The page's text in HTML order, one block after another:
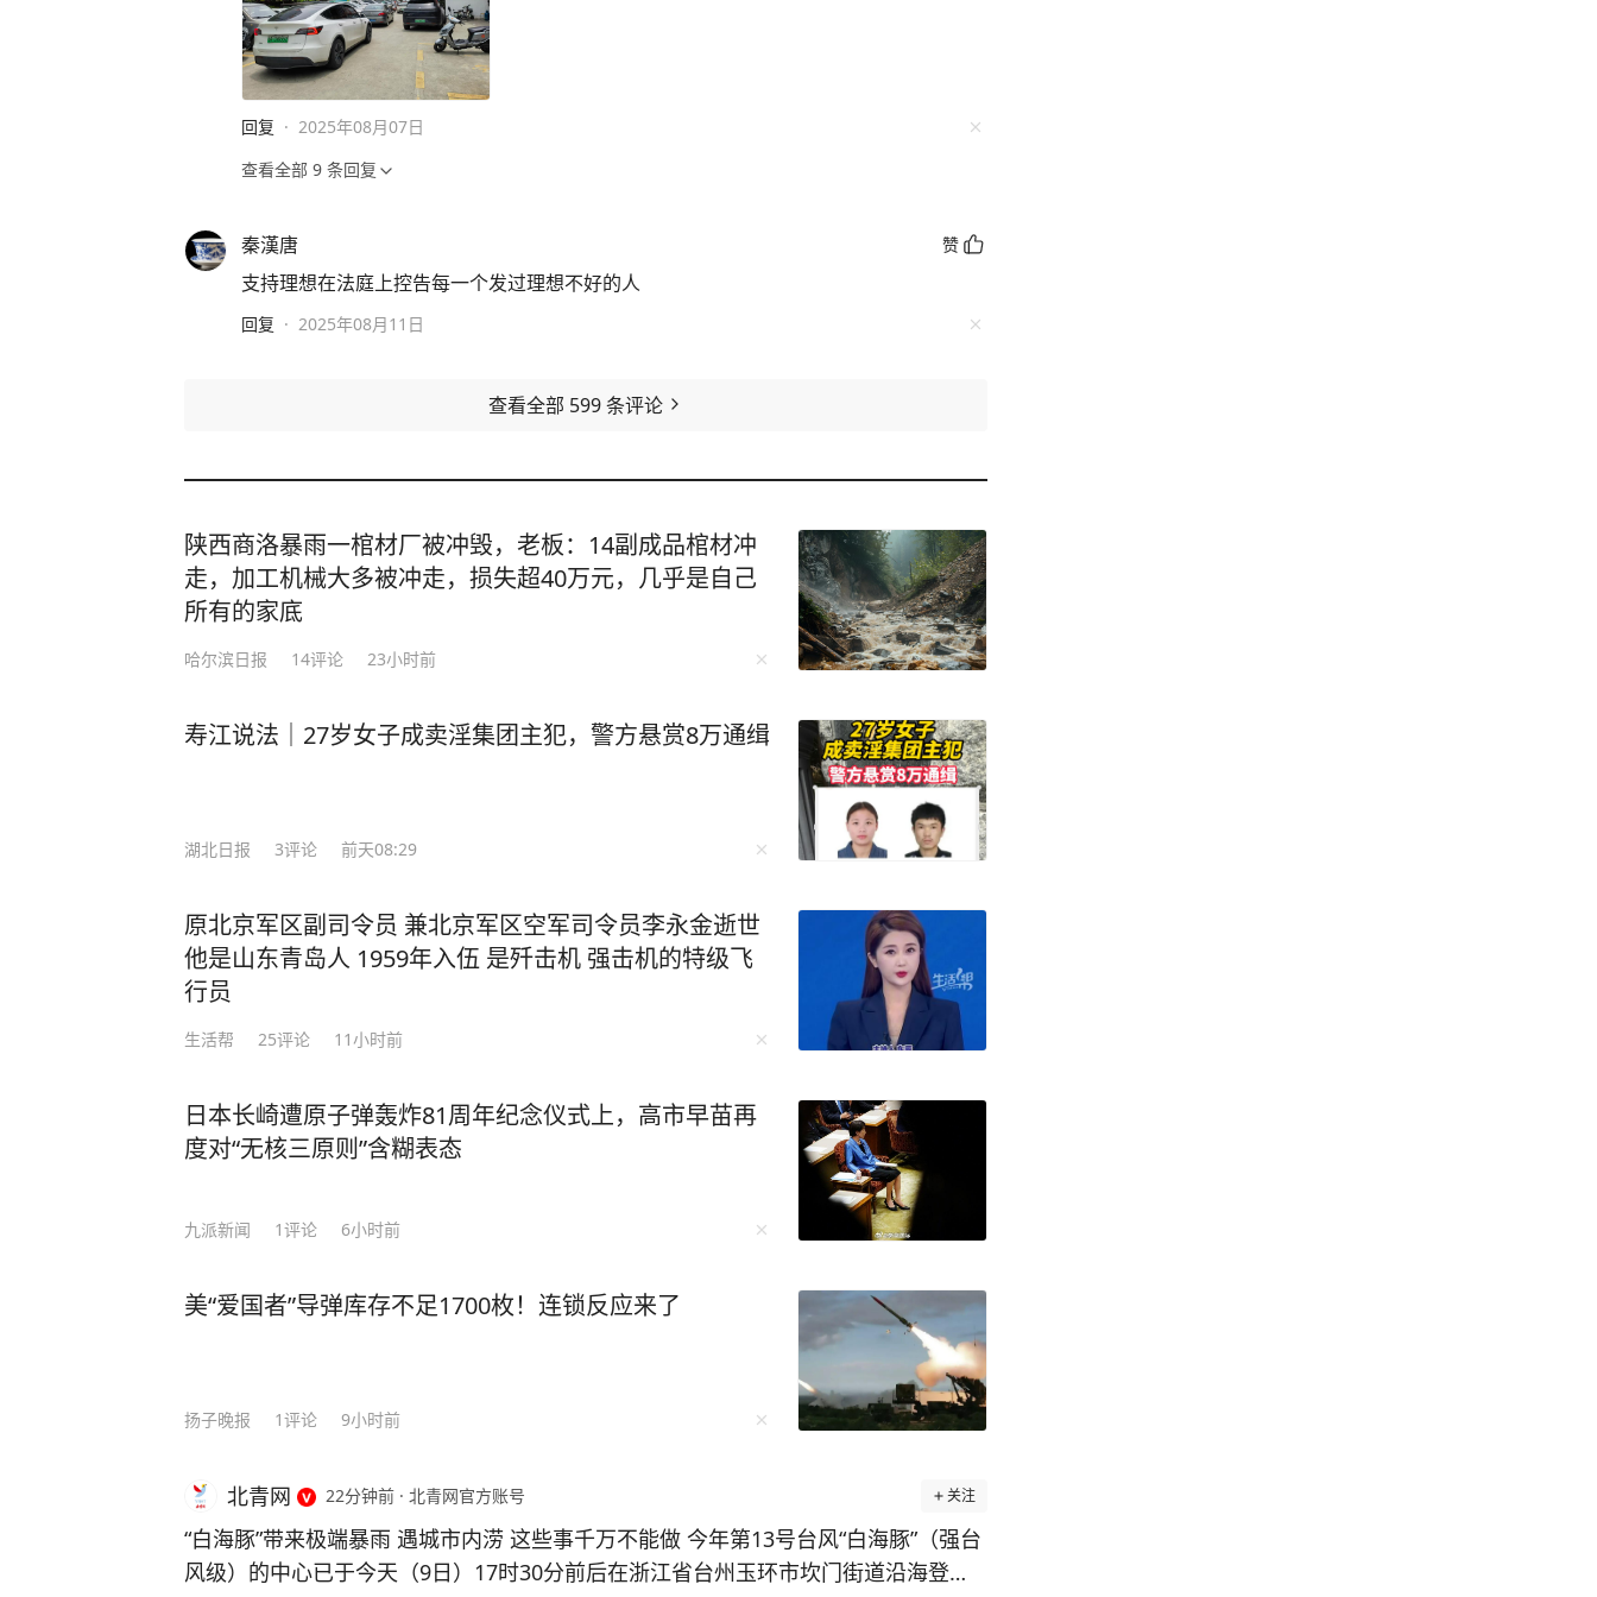
回复 · 2025年08月07日
查看全部 9 条回复
秦漢唐 赞
支持理想在法庭上控告每一个发过理想不好的人
回复 · 2025年08月11日
查看全部 599条评论
陕西商洛暴雨一棺材厂被冲毁，老板：14副成品棺材冲
走，加工机械大多被冲走，损失超40万元，几乎是自己
所有的家底
哈尔滨日报 14评论 23小时前
寿江说法｜27岁女子成卖淫集团主犯，警方悬赏8万通缉
湖北日报 3评论 前天08:29
原北京军区副司令员 兼北京军区空军司令员李永金逝世
他是山东青岛人 1959年入伍 是歼击机 强击机的特级飞
行员
生活帮 25评论 11小时前
日本长崎遭原子弹轰炸81周年纪念仪式上，高市早苗再
度对“无核三原则”含糊表态
九派新闻 1评论 6小时前
美“爱国者”导弹库存不足1700枚！连锁反应来了
扬子晚报 1评论 9小时前
北青网 22分钟前 · 北青网官方账号 关注
“白海豚”带来极端暴雨 遇城市内涝 这些事千万不能做 今年第13号台风“白海豚”（强台
风级）的中心已于今天（9日）17时30分前后在浙江省台州玉环市坎门街道沿海登